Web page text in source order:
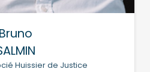
Bruno
Huissier de Justice